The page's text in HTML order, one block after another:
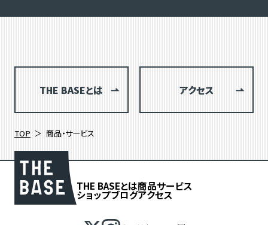
THE BASEとは アクセス
TOP 商品・サービス
THE BASEとは商品サービス
ショップブログアクセス